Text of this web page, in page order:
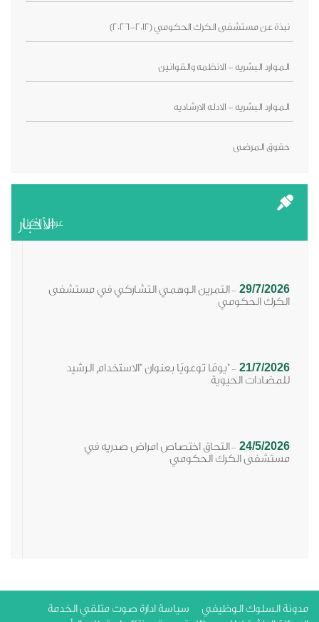
نبذة عن مستشفى الكرك الحكومي (2012-2026)
الموارد البشريه - الانظمه والقوانين
الموارد البشريه - الادله الارشاديه
حقوق المرضى
الأخبار
عرض الكل
29/7/2026
-التمرين الوهمي التشاركي في مستشفى
الكرك الحكومي
21/7/2026
-"يومًا توعويًا بعنوان "الاستخدام الرشيد
للمضادات الحيوية
24/5/2026
-التحاق اختصاص امراض صدريه في
مستشفى الكرك الحكومي
السلوك الوظيفي
سياسة ادارة صوت متلقي الخدمة